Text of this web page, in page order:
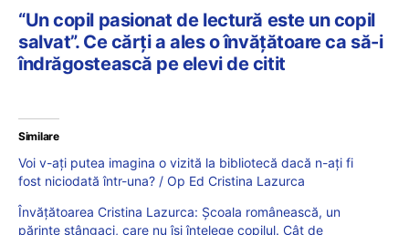
“Un copil pasionat de lectură este un copil
salvat”. Ce cărţi a ales o învăţătoare ca să-i
îndrăgostească pe elevi de citit
Similare
Voi v-ați putea imagina o vizită la bibliotecă dacă n-ați fi
fost niciodată într-una? / Op Ed Cristina Lazurca
Învățătoarea Cristina Lazurca: Şcoala românească, un
părinte stângaci, care nu îşi înţelege copilul. Cât de